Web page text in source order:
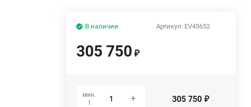
Артикул: EV45652
В наличии
305 750 ₽
мин.
1
305 750 ₽